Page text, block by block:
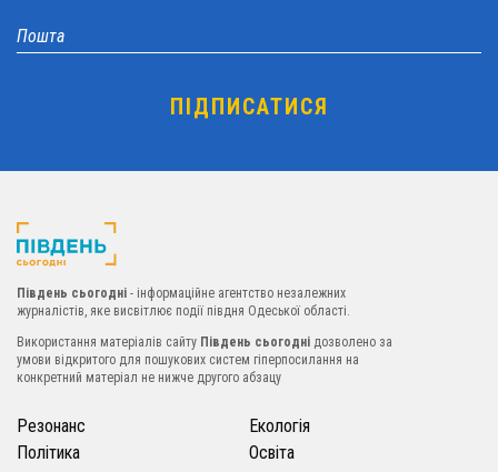
Південь сьогодні - інформаційне агентство незалежних
журналістів, яке висвітлює події півдня Одеської області.
Використання матеріалів сайту Південь сьогодні дозволено за
умови відкритого для пошукових систем гіперпосилання на
конкретний матеріал не нижче другого абзацу
Резонанс
Політика
Екологія
Освіта